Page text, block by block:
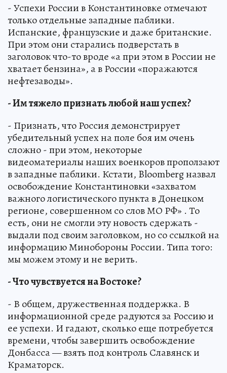
- Успехи России в Константиновке отмечают
только отдельные западные паблики.
Испанские, французские и даже британские.
При этом они старались подверстать в
заголовок что-то вроде «а при этом в России не
хватает бензина», а в России «поражаются
нефтезаводы».
- Им тяжело признать любой наш успех?
- Признать, что Россия демонстрирует
убедительный успех на поле боя им очень
сложно - при этом, некоторые
видеоматериалы наших военкоров проползают
в западные паблики. Кстати, Bloomberg назвал
освобождение Константиновки «захватом
важного логистического пункта в Донецком
регионе, совершенном со слов МО РФ» . То
есть, они не смогли эту новость сдержать -
выдали под своим заголовком, но со ссылкой на
информацию Минобороны России. Типа того:
мы можем этому и не верить.
- Что чувствуется на Востоке?
- В общем, дружественная поддержка. В
информационной среде радуются за Россию и
ее успехи. И гадают, сколько еще потребуется
времени, чтобы завершить освобождение
Донбасса — взять под контроль Славянск и
Краматорск.